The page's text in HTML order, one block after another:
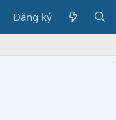
Đăng ký